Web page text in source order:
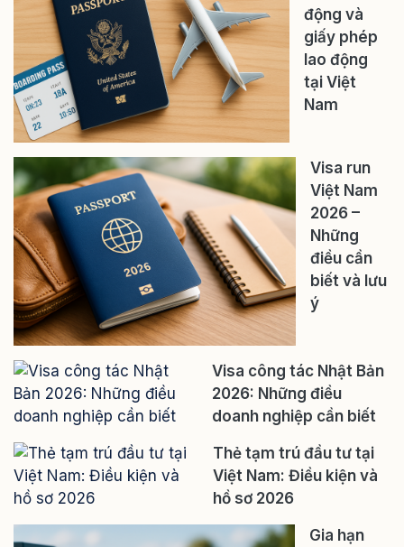
động và
giấy phép
lao động
tại Việt
Nam
Visa run
Việt Nam
2026 –
Những
điều cần
biết và lưu
ý
Visa công tác Nhật Bản
2026: Những điều
doanh nghiệp cần biết
Thẻ tạm trú đầu tư tại
Việt Nam: Điều kiện và
hồ sơ 2026
Gia hạn